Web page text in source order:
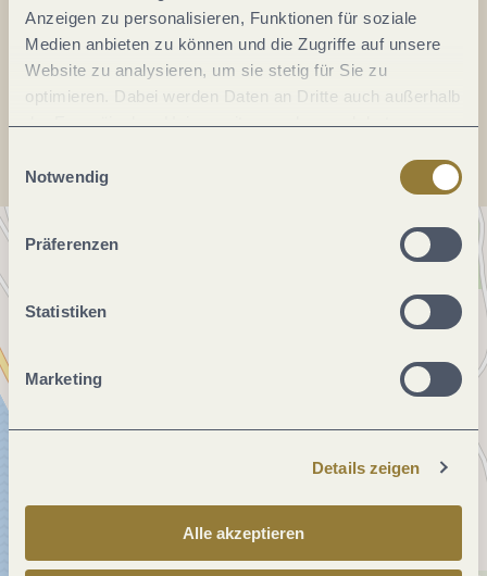
Anzeigen zu personalisieren, Funktionen für soziale
Medien anbieten zu können und die Zugriffe auf unsere
Website zu analysieren, um sie stetig für Sie zu
optimieren. Dabei werden Daten an Dritte auch außerhalb
der Europäischen Union weitergegeben und dort
jederzeit widerrufen werden. Mit der Auswahl "Alle
ablehnen" kann es zu Beeinträchtigungen in der Nutzung
Notwendig
Präferenzen
Statistiken
Marketing
Details zeigen
Alle akzeptieren
Webseite:www.trittenheim.de
Anreise planen